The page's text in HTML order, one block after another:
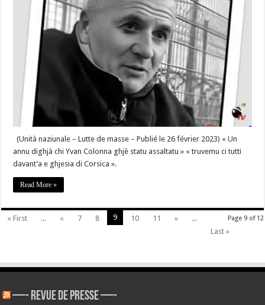
Mimoria]
« Un
annu
dighjà
chi
Yvan
Colonna
ghjè
statu
assaltatu »
« truvemu
ci
tutti
davant’a
di
Corsica »-
#Corse
(Unità naziunale – Lutte de masse – Publié le 26 février 2023) « Un
annu dighjà chi Yvan Colonna ghjè statu assaltatu » « truvemu ci tutti
davant’a e ghjesia di Corsica ».
Read More »
Page 9 of 12
« First ... « 7 8 9 10 11 »
...
Last »
—- REVUE DE PRESSE —-